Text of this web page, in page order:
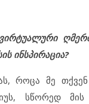
ინსპირაცია?
როცა მე
სწორედ